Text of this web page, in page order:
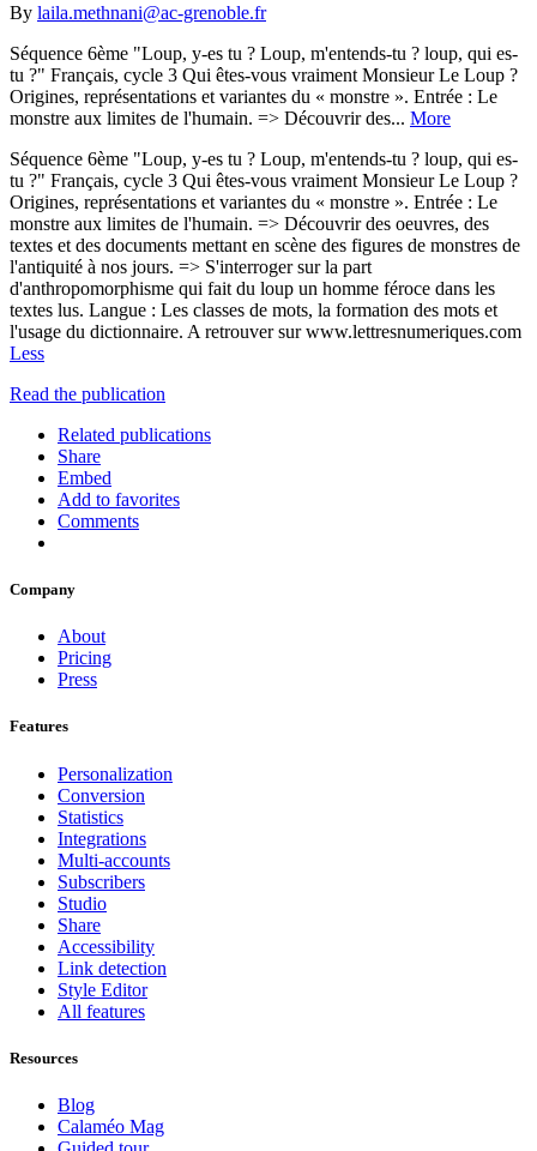
By laila.methnani@ac-grenoble.fr
Séquence 6ème "Loup, y-es tu ? Loup, m'entends-tu ? loup, qui es-
tu ?" Français, cycle 3 Qui êtes-vous vraiment Monsieur Le Loup ?
Origines, représentations et variantes du « monstre ». Entrée : Le
monstre aux limites de l'humain. => Découvrir des... More
Séquence 6ème "Loup, y-es tu ? Loup, m'entends-tu ? loup, qui es-
tu ?" Français, cycle 3 Qui êtes-vous vraiment Monsieur Le Loup ?
Origines, représentations et variantes du « monstre ». Entrée : Le
monstre aux limites de l'humain. => Découvrir des oeuvres, des
textes et des documents mettant en scène des figures de monstres de
l'antiquité à nos jours. => S'interroger sur la part
d'anthropomorphisme qui fait du loup un homme féroce dans les
textes lus. Langue : Les classes de mots, la formation des mots et
l'usage du dictionnaire. A retrouver sur www.lettresnumeriques.com
Less
Read the publication
Related publications
Share
Embed
Add to favorites
Comments
Company
About
Pricing
Press
Features
Personalization
Conversion
Statistics
Integrations
Multi-accounts
Subscribers
Studio
Share
Accessibility
Link detection
Style Editor
All features
Resources
Blog
Calaméo Mag